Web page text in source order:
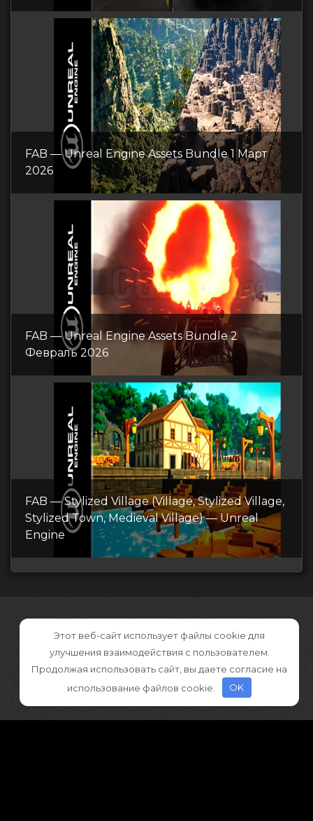
FAB — Unreal Engine Assets Bundle 1 Март
2026
FAB — Unreal Engine Assets Bundle 2
Февраль 2026
FAB — Stylized Village (Village, Stylized Village,
Stylized Town, Medieval Village) — Unreal
Engine
Этот веб-сайт использует файлы cookie для
улучшения взаимодействия с пользователем.
Продолжая использовать сайт, вы даете согласие на
использование файлов cookie.
OK